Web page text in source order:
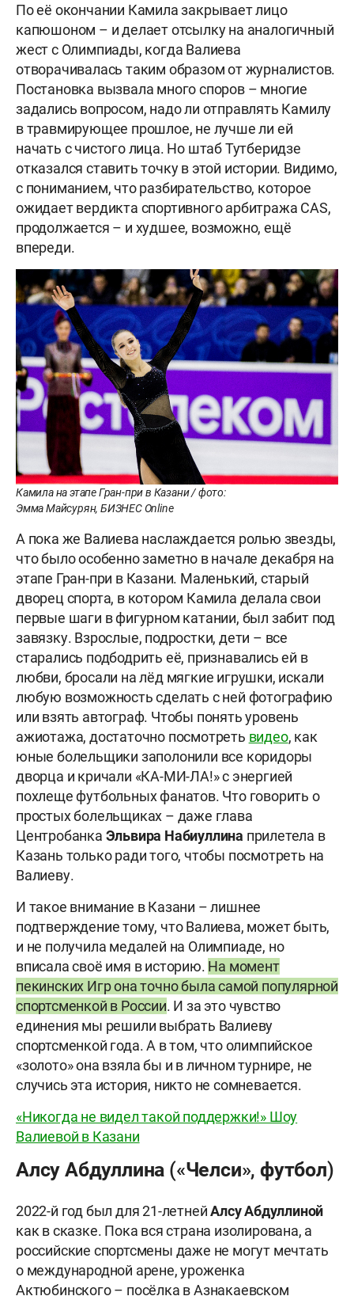
По её окончании Камила закрывает лицо
капюшоном – и делает отсылку на аналогичный
жест с Олимпиады, когда Валиева
отворачивалась таким образом от журналистов.
Постановка вызвала много споров – многие
задались вопросом, надо ли отправлять Камилу
в травмирующее прошлое, не лучше ли ей
начать с чистого лица. Но штаб Тутберидзе
отказался ставить точку в этой истории. Видимо,
с пониманием, что разбирательство, которое
ожидает вердикта спортивного арбитража CAS,
продолжается – и худшее, возможно, ещё
впереди.
Камила на этапе Гран-при в Казани / фото:
Эмма Майсурян, БИЗНЕС Online
А пока же Валиева наслаждается ролью звезды,
что было особенно заметно в начале декабря на
этапе Гран-при в Казани. Маленький, старый
дворец спорта, в котором Камила делала свои
первые шаги в фигурном катании, был забит под
завязку. Взрослые, подростки, дети – все
старались подбодрить её, признавались ей в
любви, бросали на лёд мягкие игрушки, искали
любую возможность сделать с ней фотографию
или взять автограф. Чтобы понять уровень
ажиотажа, достаточно посмотреть видео, как
юные болельщики заполонили все коридоры
дворца и кричали «КА-МИ-ЛА!» с энергией
похлеще футбольных фанатов. Что говорить о
простых болельщиках – даже глава
Центробанка Эльвира Набиуллина прилетела в
Казань только ради того, чтобы посмотреть на
Валиеву.
И такое внимание в Казани – лишнее
подтверждение тому, что Валиева, может быть,
и не получила медалей на Олимпиаде, но
вписала своё имя в историю. На момент
пекинских Игр она точно была самой популярной
спортсменкой в России. И за это чувство
единения мы решили выбрать Валиеву
спортсменкой года. А в том, что олимпийское
«золото» она взяла бы и в личном турнире, не
случись эта история, никто не сомневается.
«Никогда не видел такой поддержки!» Шоу
Валиевой в Казани
Алсу Абдуллина («Челси», футбол)
2022-й год был для 21-летнейАлсуАбдуллиной
как в сказке. Пока вся страна изолирована, а
российские спортсмены даже не могут мечтать
о международной арене, уроженка
Актюбинского – посёлка в Азнакаевском